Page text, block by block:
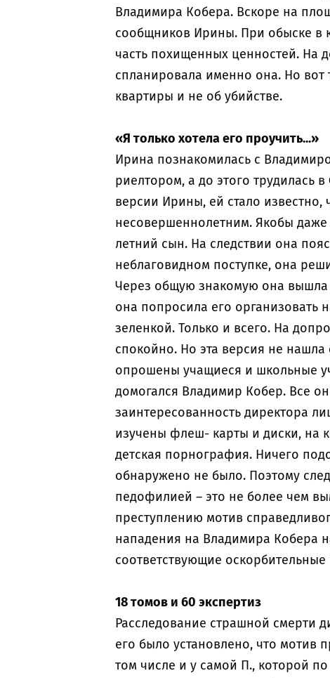
Владимира Кобера. Вскоре на
сообщников Ирины. При обыске в
часть похищенных ценностей. На
спланировала именно она. Но вот
квартиры и не об убийстве.
«Я только хотела его проучить...»
Ирина познакомилась с
риелтором, а до этого трудилась
версии Ирины, ей стало известно,
несовершеннолетним. Якобы даже
летний сын. На следствии она
неблаговидном поступке, она
Через общую знакомую она вышла
она попросила его организовать
зеленкой. Только и всего. На
спокойно. Но эта версия не
опрошены учащиеся и школьные
домогался Владимир Кобер. Все
заинтересованность директора
изучены флеш- карты и диски, на
детская порнография. Ничего
обнаружено не было. Поэтому
педофилией – это не более чем
преступлению мотив
нападения на Владимира Кобера
соответствующие
18 томов и 60 экспертиз
Расследование страшной смерти
его было установлено, что мотив
том числе и у самой П., которой